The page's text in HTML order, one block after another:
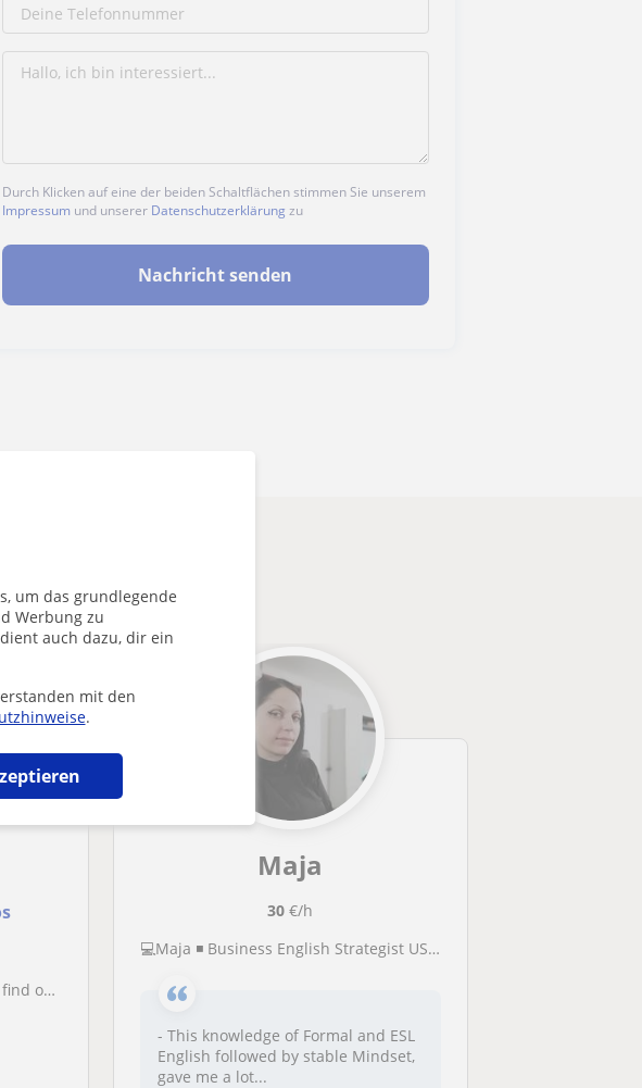
um das grundlegende
Werbung zu
auch dazu, dir ein
mit den
.
Durch Klicken auf eine der beiden Schaltflächen stimmen Sie unserem
Impressum und unserer Datenschutzerklärung zu
Nachricht senden
earth
Maja
30 €/h
💻Maja ◾ Business English Strategist US + ESL Teaching ◾
- This knowledge of Formal and ESL
English followed by stable Mindset,
gave me a lot...